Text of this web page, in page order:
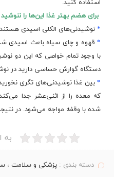
استفاده کنید.
برای هضم بهتر غذا این‌ها را ننوشید
* نوشیدنی‌های الکلی اسیدی
* قهوه و چای سیاه باعث اسیدی
با وجود تمام خواصی که این دو
دستگاه گوارش حساسی دارید در
* بین غذا نوشیدنی‌های تگری
که معده را از اثنی‌عشر جدا
شده با وقفه مواجه می‌شود. در
به
دسته بندی :پزشکی و سلامت ،